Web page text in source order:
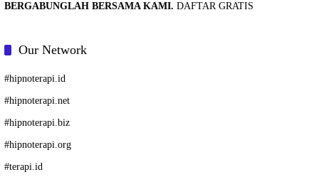
BERGABUNGLAH BERSAMA KAMI. DAFTAR GRATIS
Our Network
#hipnoterapi.id
#hipnoterapi.net
#hipnoterapi.biz
#hipnoterapi.org
#terapi.id